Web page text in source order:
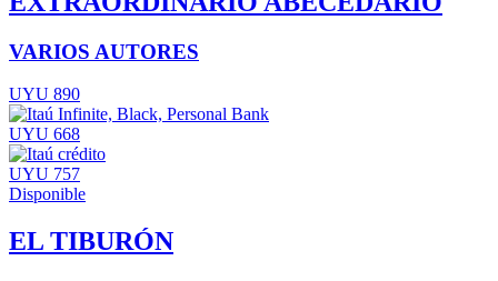
VARIOS AUTORES
UYU 890
UYU 668
UYU 757
Disponible
EL TIBURÓN